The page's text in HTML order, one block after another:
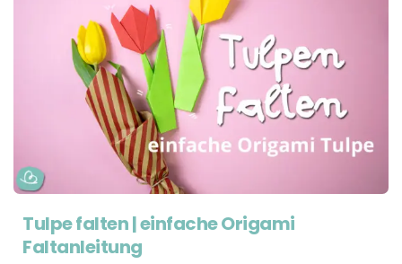
Tulpe falten | einfache Origami
Faltanleitung